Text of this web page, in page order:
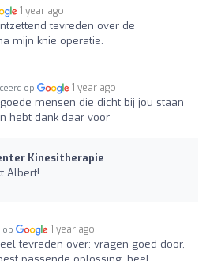
1 year ago
tevreden over de
mijn knie operatie.
op 1 year ago
mensen die dicht bij jou staan
hebt dank daar voor
Kinesitherapie
Albert!
op 1 year ago
tevreden over; vragen goed door,